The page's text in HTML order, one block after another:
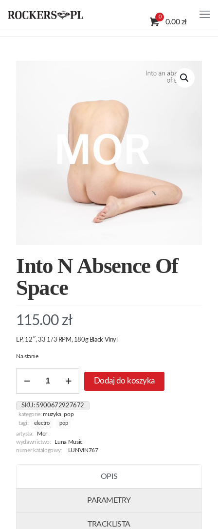
0
0.00 zł
Into N Absence Of
Space
115.00 zł
LP, 12″, 33 1/3 RPM, 180g Black Vinyl
Na stanie
Into
Absence
Of
Space
Dodaj do koszyka
SKU: 5900672927672
kategorie:muzyka ,pop
tagi:
electro pop
artysta:
Mor
wydawnictwo:
Luna Music
numer katalogowy:
LUNVIN767
OPIS
PARAMETRY
TRACKLISTA